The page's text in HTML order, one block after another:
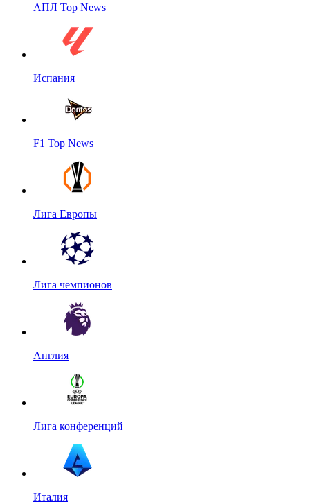
АПЛ Top News
Испания
F1 Top News
Лига Европы
Лига чемпионов
Англия
Лига конференций
Италия